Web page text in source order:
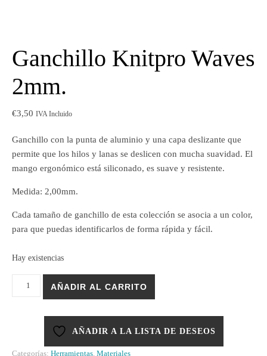
Ganchillo Knitpro Waves
2mm.
€3,50 IVA Incluido
Ganchillo con la punta de aluminio y una capa deslizante que
permite que los hilos y lanas se deslicen con mucha suavidad. El
mango ergonómico está siliconado, es suave y resistente.
Medida: 2,00mm.
Cada tamaño de ganchillo de esta colección se asocia a un color,
para que puedas identificarlos de forma rápida y fácil.
Hay existencias
Ganchillo Knitpro Waves 2mm. cantidad
AÑADIR AL CARRITO
AÑADIR A LA LISTA DE DESEOS
Categorías: Herramientas, Materiales